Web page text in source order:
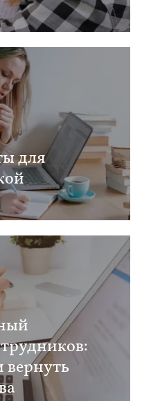
для
вернуть